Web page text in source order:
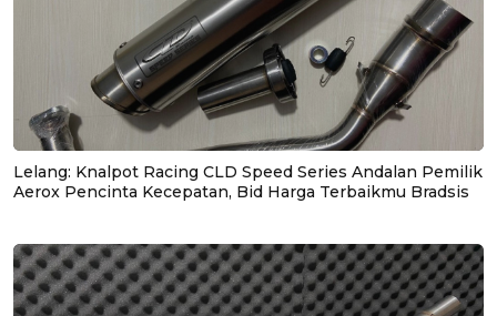
Lelang: Knalpot Racing CLD Speed Series Andalan Pemilik
Aerox Pencinta Kecepatan, Bid Harga Terbaikmu Bradsis